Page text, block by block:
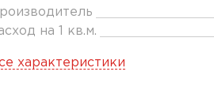
на 1 кв.м.
характеристики